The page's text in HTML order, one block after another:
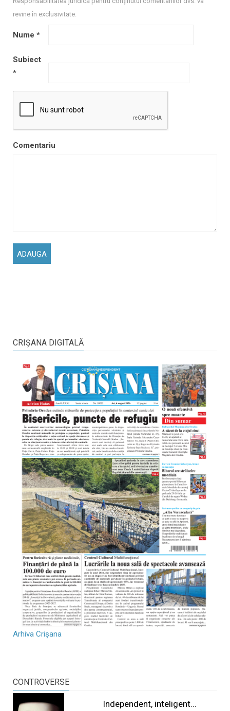
revine în exclusivitate.
Nume *
Subiect
*
Comentariu
CRIŞANA DIGITALĂ
Arhiva Crișana
CONTROVERSE
Independent, inteligent...